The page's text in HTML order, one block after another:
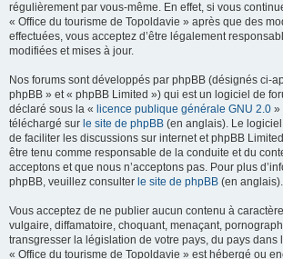
régulièrement par vous-même. En effet, si vous
« Office du tourisme de Topoldavie » après que des
effectuées, vous acceptez d’être légalement
modifiées et mises à jour.
Nos forums sont développés par phpBB (désignés ci-
phpBB » et « phpBB Limited ») qui est un logiciel de
déclaré sous la « licence publique générale GNU 2.0 »
téléchargé sur le site de phpBB (en anglais). Le
de faciliter les discussions sur internet et phpBB
être tenu comme responsable de la conduite et du
acceptons et que nous n’acceptons pas. Pour plus
phpBB, veuillez consulter le site de phpBB (en anglais).
Vous acceptez de ne publier aucun contenu à
vulgaire, diffamatoire, choquant, menaçant,
transgresser la législation de votre pays, du pays dans
« Office du tourisme de Topoldavie » est hébergé ou